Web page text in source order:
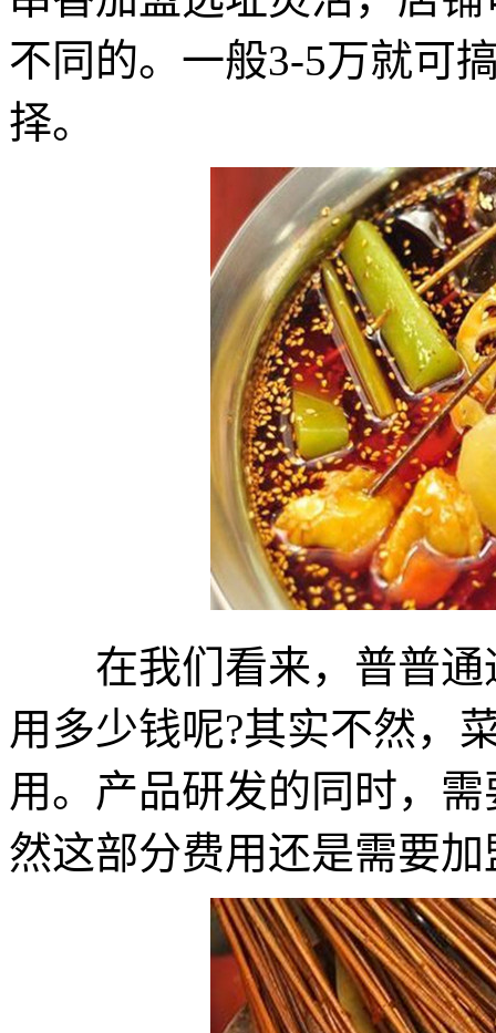
不同的。一般3-5万就可
择。
在我们看来，普普通
用多少钱呢?其实不然，
用。产品研发的同时，
然这部分费用还是需要